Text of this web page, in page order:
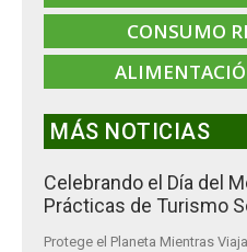
CONSUMO
MÁS NOTICIAS
Celebrando el Día del
Prácticas de Turismo
Protege el Planeta Mientras